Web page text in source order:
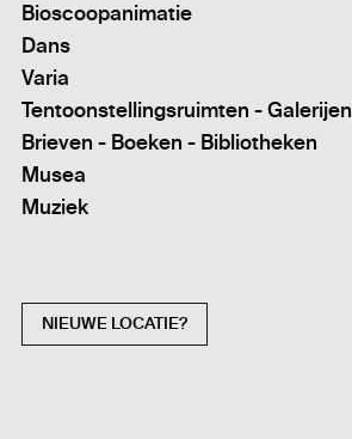
Bioscoopanimatie
Dans
Varia
Tentoonstellingsruimten - Galerijen
Brieven - Boeken - Bibliotheken
Musea
Muziek
NIEUWE LOCATIE?